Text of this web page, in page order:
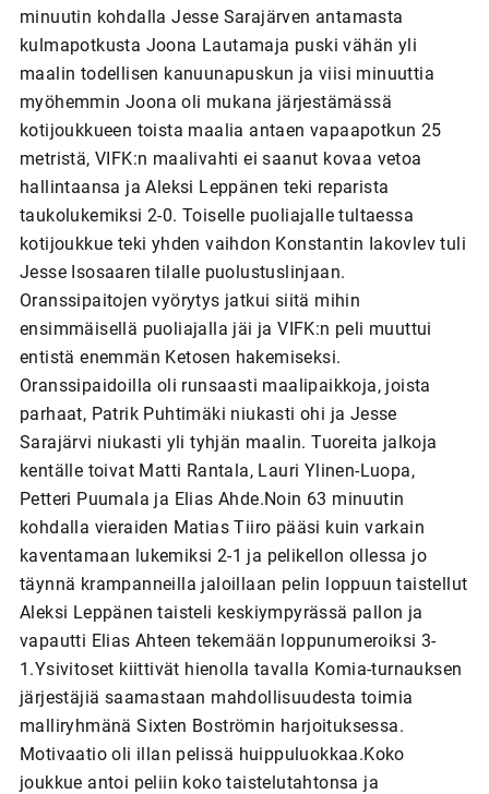
minuutin kohdalla Jesse Sarajärven antamasta
kulmapotkusta Joona Lautamaja puski vähän yli
maalin todellisen kanuunapuskun ja viisi minuuttia
myöhemmin Joona oli mukana järjestämässä
kotijoukkueen toista maalia antaen vapaapotkun 25
metristä, VIFK:n maalivahti ei saanut kovaa vetoa
hallintaansa ja Aleksi Leppänen teki reparista
taukolukemiksi 2-0. Toiselle puoliajalle tultaessa
kotijoukkue teki yhden vaihdon Konstantin Iakovlev tuli
Jesse Isosaaren tilalle puolustuslinjaan.
Oranssipaitojen vyörytys jatkui siitä mihin
ensimmäisellä puoliajalla jäi ja VIFK:n peli muuttui
entistä enemmän Ketosen hakemiseksi.
Oranssipaidoilla oli runsaasti maalipaikkoja, joista
parhaat, Patrik Puhtimäki niukasti ohi ja Jesse
Sarajärvi niukasti yli tyhjän maalin. Tuoreita jalkoja
kentälle toivat Matti Rantala, Lauri Ylinen-Luopa,
Petteri Puumala ja Elias Ahde.Noin 63 minuutin
kohdalla vieraiden Matias Tiiro pääsi kuin varkain
kaventamaan lukemiksi 2-1 ja pelikellon ollessa jo
täynnä krampanneilla jaloillaan pelin loppuun taistellut
Aleksi Leppänen taisteli keskiympyrässä pallon ja
vapautti Elias Ahteen tekemään loppunumeroiksi 3-
1.Ysivitoset kiittivät hienolla tavalla Komia-turnauksen
järjestäjiä saamastaan mahdollisuudesta toimia
malliryhmänä Sixten Boströmin harjoituksessa.
Motivaatio oli illan pelissä huippuluokkaa.Koko
joukkue antoi peliin koko taistelutahtonsa ja